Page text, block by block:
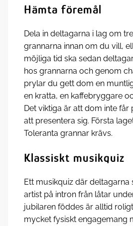
Hämta föremål
Dela in deltagarna i lag om
grannarna innan om du vill,
möjliga tid ska sedan
hos grannarna och genom
prylar du gett dom en
en kratta, en kaffebryggare
Det viktiga är att dom inte får
att presentera sig. Första
Toleranta grannar krävs.
Klassiskt musikquiz
Ett musikquiz där deltagarna
artist på intron från låtar
jubilaren föddes är alltid
mycket fysiskt engagemang